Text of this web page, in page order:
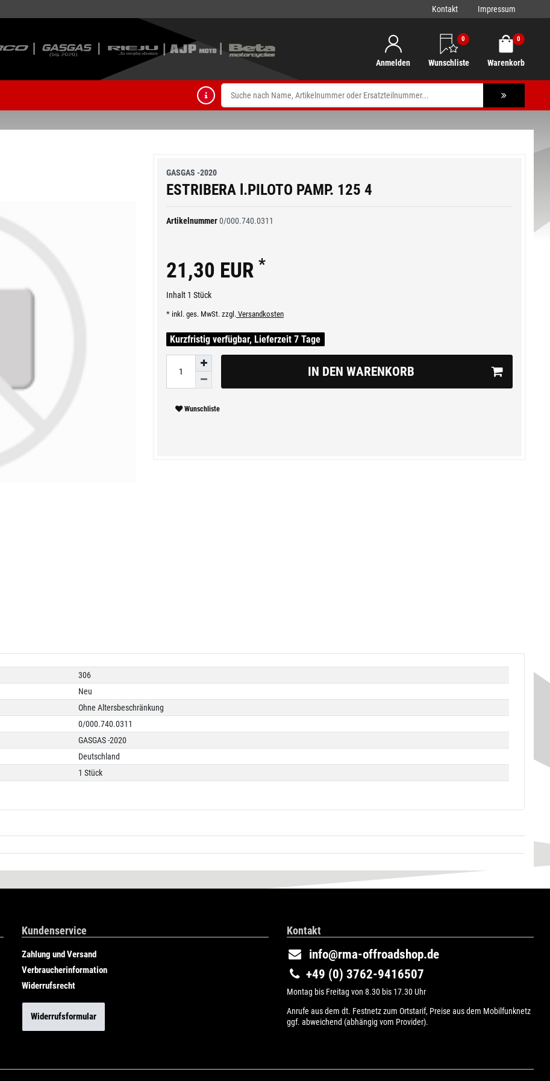
Kontakt Impressum
Anmelden
0
Wunschliste
0
Warenkorb
GASGAS -2020
ESTRIBERA l.PILOTO PAMP. 125 4
Artikelnummer0/000.740.0311
21,30 EUR *
Inhalt 1 Stück
* inkl. ges. MwSt. zzgl. Versandkosten
Kurzfristig verfügbar, Lieferzeit 7 Tage
IN DEN WARENKORB
Wunschliste
306
Neu
Ohne Altersbeschränkung
0/000.740.0311
GASGAS -2020
Deutschland
1 Stück
Kundenservice
Zahlung und Versand
Verbraucherinformation
Widerrufsrecht
Widerrufsformular
Kontakt
info@rma-offroadshop.de
+49 (0) 3762-9416507
Montag bis Freitag von 8.30 bis 17.30 Uhr
Anrufe aus dem dt. Festnetz zum Ortstarif, Preise aus dem Mobilfunknetz
ggf. abweichend (abhängig vom Provider).